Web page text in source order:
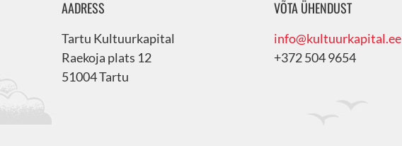
AADRESS
Tartu Kultuurkapital
Raekoja plats 12
51004 Tartu
VÕTA ÜHENDUST
info@kultuurkapital.ee
+372 504 9654